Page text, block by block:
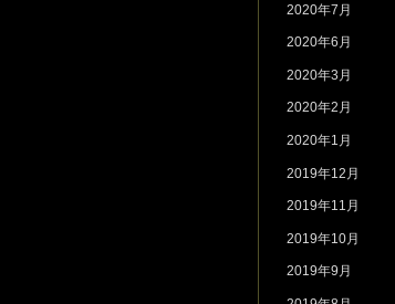
2020年7月
2020年6月
2020年3月
2020年2月
2020年1月
2019年12月
2019年11月
2019年10月
2019年9月